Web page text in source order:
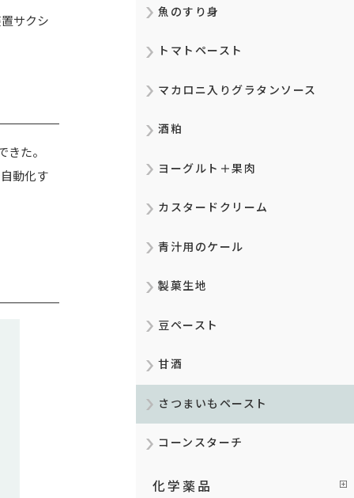
サクシ
た。
動化す
魚のすり身
トマトペースト
マカロニ入りグラタンソース
酒粕
ヨーグルト＋果肉
カスタードクリーム
青汁用のケール
製菓生地
豆ペースト
甘酒
さつまいもペースト
コーンスターチ
化学薬品